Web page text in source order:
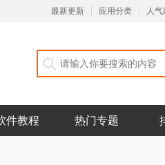
最新更新 应用分类 人
件教程 热门专题